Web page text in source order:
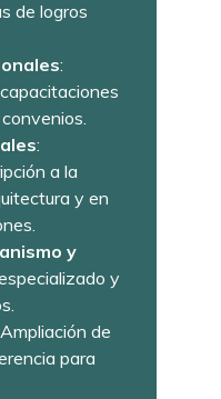
de logros
:
:
a la
y en
y
y
de
para